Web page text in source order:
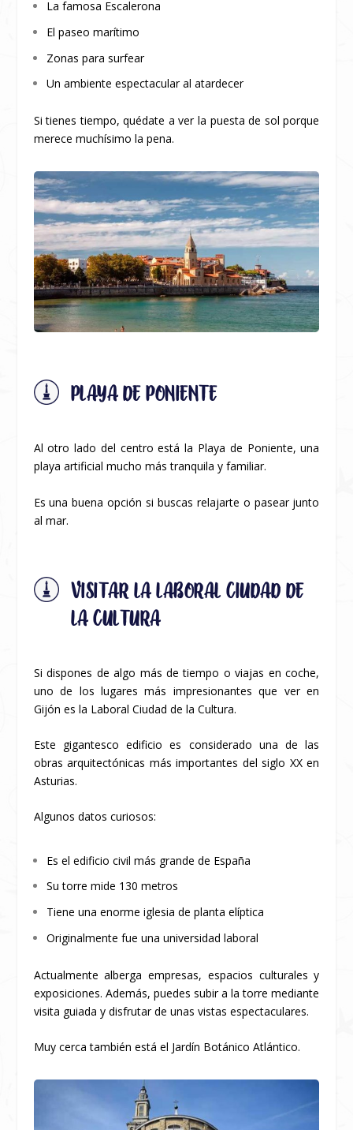
La famosa Escalerona
El paseo marítimo
Zonas para surfear
Un ambiente espectacular al atardecer
Si tienes tiempo, quédate a ver la puesta de sol porque
merece muchísimo la pena.
PLAYA DE PONIENTE
Al otro lado del centro está la Playa de Poniente, una
playa artificial mucho más tranquila y familiar.
Es una buena opción si buscas relajarte o pasear junto
al mar.
VISITAR LA LABORAL CIUDAD DE
LA CULTURA
Si dispones de algo más de tiempo o viajas en coche,
uno de los lugares más impresionantes que ver en
Gijón es la Laboral Ciudad de la Cultura.
Este gigantesco edificio es considerado una de las
obras arquitectónicas más importantes del siglo XX en
Asturias.
Algunos datos curiosos:
Es el edificio civil más grande de España
Su torre mide 130 metros
Tiene una enorme iglesia de planta elíptica
Originalmente fue una universidad laboral
Actualmente alberga empresas, espacios culturales y
exposiciones. Además, puedes subir a la torre mediante
visita guiada y disfrutar de unas vistas espectaculares.
Muy cerca también está el Jardín Botánico Atlántico.